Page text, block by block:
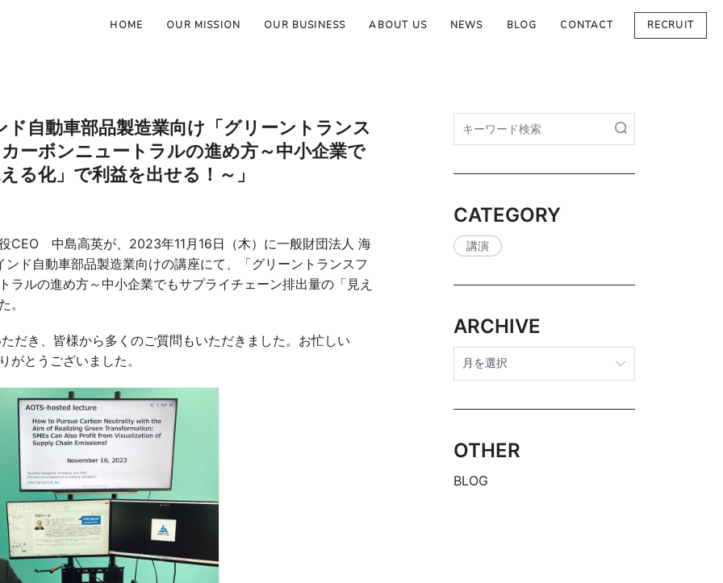
HOME OUR MISSION OUR BUSINESS ABOUT US NEWS BLOG CONTACT RECRUIT
自動車部品製造業向け「グリーントランス
ーボンニュートラルの進め方～中小企業で
る化」で利益を出せる！～」
CEO 中島高英が、2023年11月16日（木）に一般財団法人 海
ド自動車部品製造業向けの講座にて、「グリーントランスフ
ルの進め方～中小企業でもサプライチェーン排出量の「見え
。
だき、皆様から多くのご質問もいただきました。お忙しい
とうございました。
CATEGORY
講演
ARCHIVE
archive
OTHER
BLOG